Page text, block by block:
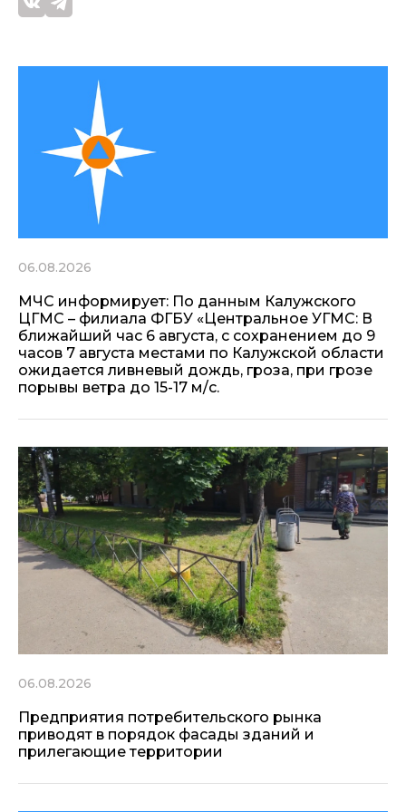
06.08.2026
МЧС информирует: По данным Калужского
ЦГМС – филиала ФГБУ «Центральное УГМС: В
ближайший час 6 августа, с сохранением до 9
часов 7 августа местами по Калужской области
ожидается ливневый дождь, гроза, при грозе
порывы ветра до 15-17 м/с.
06.08.2026
Предприятия потребительского рынка
приводят в порядок фасады зданий и
прилегающие территории